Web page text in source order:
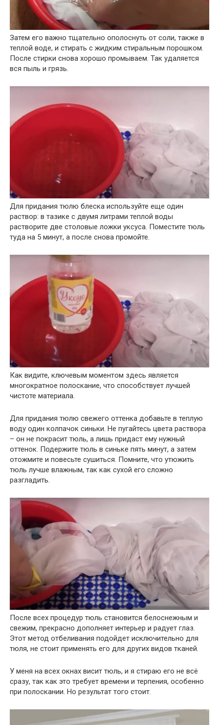
Затем его важно тщательно ополоснуть от соли, также в
теплой воде, и стирать с жидким стиральным порошком.
После стирки снова хорошо промываем. Так удаляется
вся пыль и грязь.
Для придания тюлю блеска используйте еще один
раствор: в тазике с двумя литрами теплой воды
растворите две столовые ложки уксуса. Поместите тюль
туда на 5 минут, а после снова промойте.
Как видите, ключевым моментом здесь является
многократное полоскание, что способствует лучшей
чистоте материала.
Для придания тюлю свежего оттенка добавьте в теплую
воду один колпачок синьки. Не пугайтесь цвета раствора
– он не покрасит тюль, а лишь придаст ему нужный
оттенок. Подержите тюль в синьке пять минут, а затем
отожмите и повесьте сушиться. Помните, что утюжить
тюль лучше влажным, так как сухой его сложно
разгладить.
После всех процедур тюль становится белоснежным и
свежим, прекрасно дополняет интерьер и радует глаз.
Этот метод отбеливания подойдет исключительно для
тюля, не стоит применять его для других видов тканей.
У меня на всех окнах висит тюль, и я стираю его не всё
сразу, так как это требует времени и терпения, особенно
при полоскании. Но результат того стоит.